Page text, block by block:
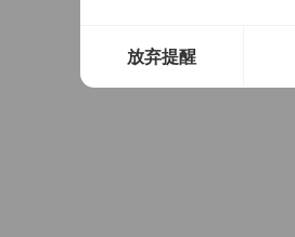
放弃提醒